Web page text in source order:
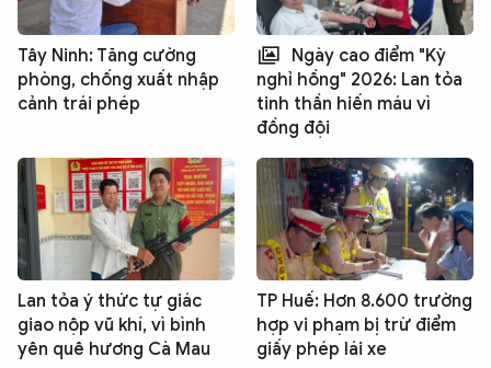
Tây Ninh: Tăng cường
phòng, chống xuất nhập
cảnh trái phép
Ngày cao điểm "Kỳ
nghỉ hồng" 2026: Lan tỏa
tinh thần hiến máu vì
đồng đội
Lan tỏa ý thức tự giác
giao nộp vũ khí, vì bình
yên quê hương Cà Mau
TP Huế: Hơn 8.600 trường
hợp vi phạm bị trừ điểm
giấy phép lái xe